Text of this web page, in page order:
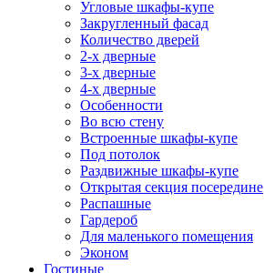
Угловые шкафы-купе
Закругленный фасад
Количество дверей
2-х дверные
3-х дверные
4-х дверные
Особенности
Во всю стену
Встроенные шкафы-купе
Под потолок
Раздвижные шкафы-купе
Открытая секция посередине
Распашные
Гардероб
Для маленького помещения
Эконом
Гостиные